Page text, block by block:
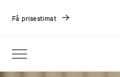
Få prisestimat